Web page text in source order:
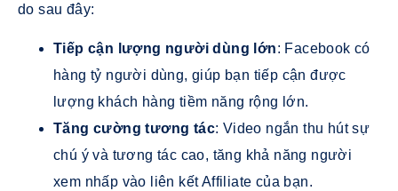
do sau đây:
Tiếp cận lượng người dùng lớn: Facebook có
hàng tỷ người dùng, giúp bạn tiếp cận được
lượng khách hàng tiềm năng rộng lớn.
Tăng cường tương tác: Video ngắn thu hút sự
chú ý và tương tác cao, tăng khả năng người
xem nhấp vào liên kết Affiliate của bạn.